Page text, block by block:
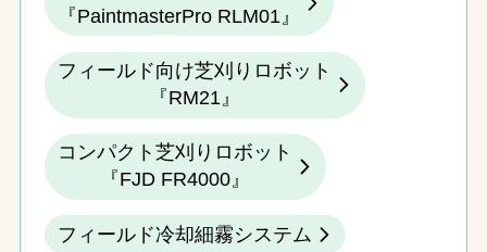
『PaintmasterPro RLM01』
フィールド向け芝刈りロボット
『RM21』
コンパクト芝刈りロボット
『FJD FR4000』
フィールド冷却細霧システム